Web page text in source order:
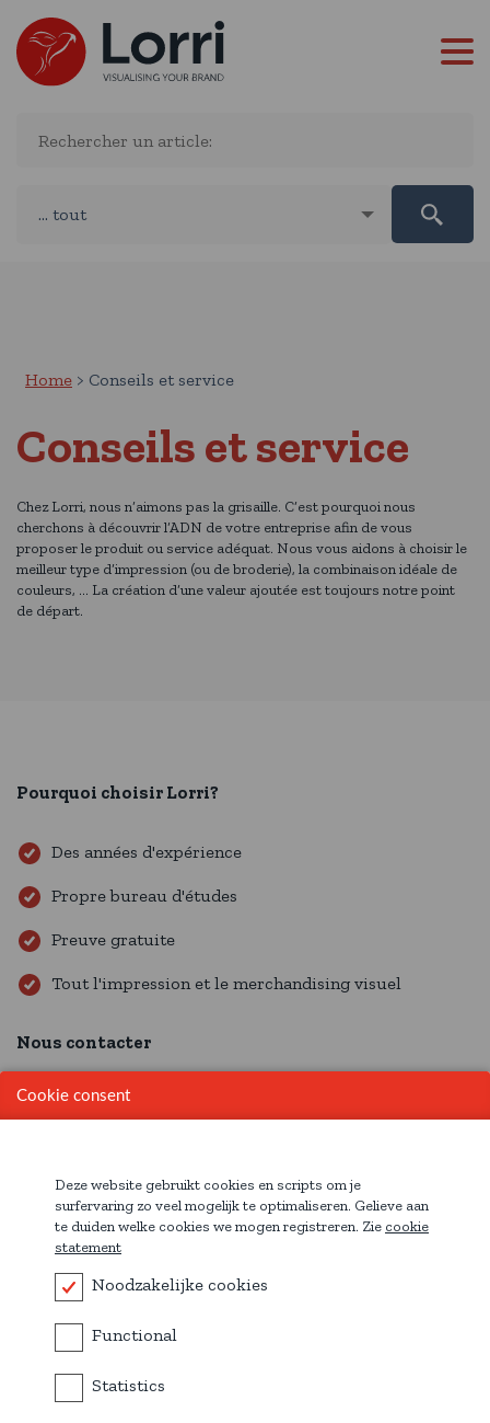
Home Conseils et service
Conseils et service
Chez Lorri, nous n’aimons pas la grisaille. C’est pourquoi nous
cherchons à découvrir l’ADN de votre entreprise afin de vous
proposer le produit ou service adéquat. Nous vous aidons à choisir le
meilleur type d’impression (ou de broderie), la combinaison idéale de
couleurs, … La création d’une valeur ajoutée est toujours notre point
de départ.
Pourquoi choisir Lorri?
Des années d'expérience
Propre bureau d'études
Preuve gratuite
Tout l'impression et le merchandising visuel
Nous contacter
Appelez nous
Demande de cotation
Cookie consent
Deze website gebruikt cookies en scripts om je
surfervaring zo veel mogelijk te optimaliseren. Gelieve aan
te duiden welke cookies we mogen registreren. Zie cookie
statement
Noodzakelijke cookies
Functional
Statistics